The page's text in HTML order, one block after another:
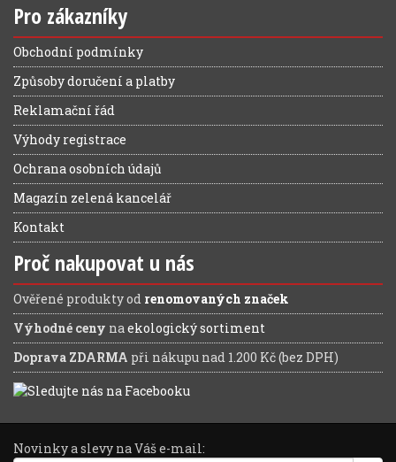
Pro zákazníky
Obchodní podmínky
Způsoby doručení a platby
Reklamační řád
Výhody registrace
Ochrana osobních údajů
Magazín zelená kancelář
Kontakt
Proč nakupovat u nás
Ověřené produkty od renomovaných značek
Výhodné ceny naekologický sortiment
Doprava ZDARMA při nákupu nad 1.200 Kč (bez DPH)
Novinky a slevy na Váš e-mail: